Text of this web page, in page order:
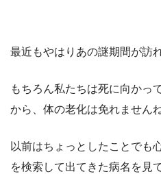
最近もやはりあの謎期間が訪
もちろん私たちは死に向かっ
から、体の老化は免れませんね
以前はちょっとしたことでも
を検索して出てきた病名を見